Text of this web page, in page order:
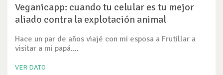
Veganicapp: cuando tu celular es tu mejor
aliado contra la explotación animal
Hace un par de años viajé con mi esposa a Frutillar a
visitar a mi papá....
VER DATO